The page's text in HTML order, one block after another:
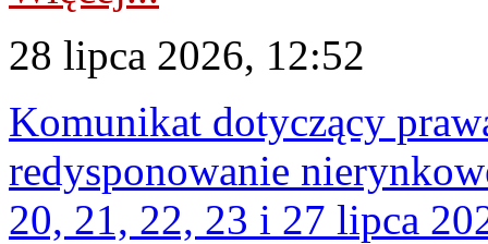
28 lipca 2026, 12:52
Komunikat dotyczący
redysponowanie
20, 21, 22, 23 i 27 lipca